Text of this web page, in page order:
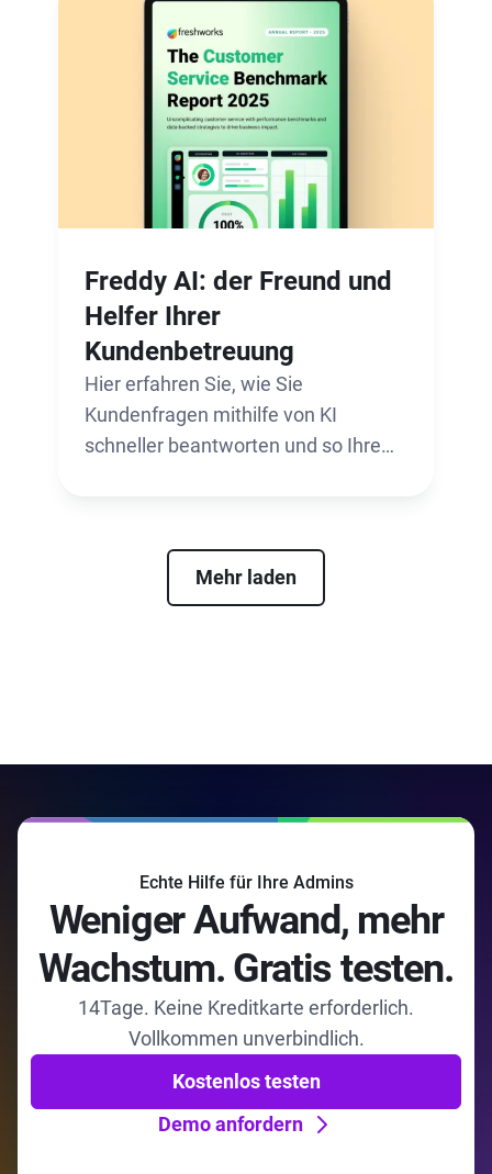
Freddy AI: der Freund und
Helfer Ihrer
Kundenbetreuung
Hier erfahren Sie, wie Sie
Kundenfragen mithilfe von KI
schneller beantworten und so Ihre
Mehr laden
Echte Hilfe für Ihre Admins
Weniger Aufwand, mehr
Wachstum. Gratis testen.
14Tage. Keine Kreditkarte erforderlich.
Vollkommen unverbindlich.
Kostenlos testen
Demo anfordern